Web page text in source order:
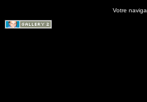
Votre